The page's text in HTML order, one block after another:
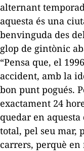
alternant
aquesta és una
benvinguda des
glop de gintònic
“Pensa que, el
accident, amb la
bon punt pogués.
exactament 24
quedar en
total, pel seu mar,
carrers, perquè en